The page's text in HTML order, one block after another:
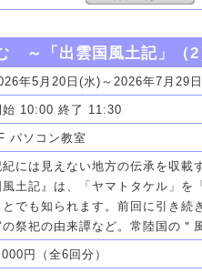
む ～「出雲国風土記」（
年5月20日(水)～2026年7月29
始 10:00 終了 11:30
パソコン教室
紀には見えない地方の伝承を収
風土記』は、「ヤマトタケル」を
とでも知られます。前回に引き続
の祭祀の由来譚など。常陸国の＂
円（全6回分）